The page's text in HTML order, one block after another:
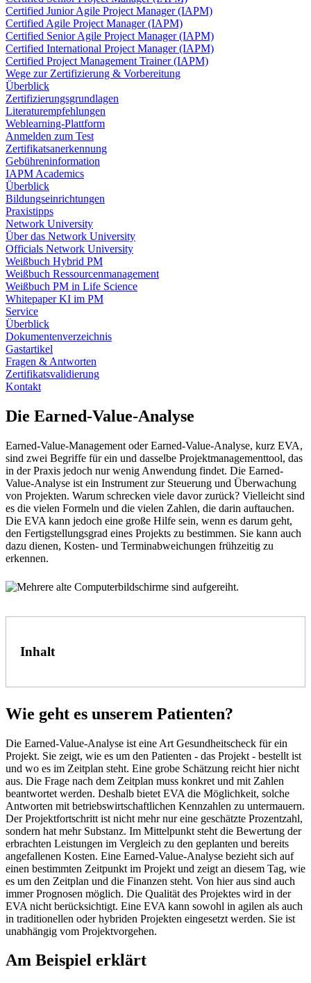
Certified Junior Agile Project Manager (IAPM)
Certified Agile Project Manager (IAPM)
Certified Senior Agile Project Manager (IAPM)
Certified International Project Manager (IAPM)
Certified Project Management Trainer (IAPM)
Wege zur Zertifizierung & Vorbereitung
Überblick
Zertifizierungsgrundlagen
Literaturempfehlungen
Weblearning-Plattform
Anmelden zum Test
Zertifikatsanerkennung
Gebühreninformation
IAPM Academics
Überblick
Bildungseinrichtungen
Praxistipps
Network University
Über das Network University
Officials Network University
Weißbuch Hybrid PM
Weißbuch Ressourcenmanagement
Weißbuch PM in Life Science
Whitepaper KI im PM
Service
Überblick
Dokumentenverzeichnis
Gastartikel
Fragen & Antworten
Zertifikatsvalidierung
Kontakt
Die Earned-Value-Analyse
Earned-Value-Management oder Earned-Value-Analyse, kurz EVA,
sind zwei Begriffe für ein und dasselbe Projektmanagementtool, das
in der Praxis jedoch nur wenig Anwendung findet. Die Earned-
Value-Analyse ist ein Instrument zur Steuerung und Überwachung
von Projekten. Warum schrecken viele davor zurück? Vielleicht sind
es die vielen Formeln und die vielen Zahlen, die darin auftauchen.
Die EVA kann jedoch eine große Hilfe sein, wenn es darum geht,
den Fertigstellungsgrad eines Projekts zu bestimmen. Sie kann auch
dazu dienen, Kosten- und Terminabweichungen frühzeitig zu
erkennen.
Inhalt
Wie geht es unserem Patienten?
Die Earned-Value-Analyse ist eine Art Gesundheitscheck für ein
Projekt. Sie zeigt, wie es um den Patienten - das Projekt - bestellt ist
und wo es im Zeitplan steht. Eine grobe Schätzung reicht hier nicht
aus. Die Frage nach dem Zeitplan muss konkret und mit Zahlen
beantwortet werden. Deshalb bietet EVA die Möglichkeit, solche
Antworten mit betriebswirtschaftlichen Kennzahlen zu untermauern.
Der Projektfortschritt ist nicht mehr nur eine geschätzte Prozentzahl,
sondern hat mehr Substanz. Im Mittelpunkt steht die Bewertung der
erbrachten Leistungen im Vergleich zu den geplanten und bereits
angefallenen Kosten. Eine Earned-Value-Analyse bezieht sich auf
einen bestimmten Zeitpunkt im Projekt und zeigt an diesem Tag, wie
es um den Zeitplan und die Finanzen steht. Von hier aus sind auch
immer Prognosen möglich. Die Qualität des Projektes wird in der
EVA nicht berücksichtigt. Eine EVA kann sowohl in agilen als auch
in traditionellen oder hybriden Projekten eingesetzt werden. Sie ist
unabhängig vom Projektvorgehen.
Am Beispiel erklärt